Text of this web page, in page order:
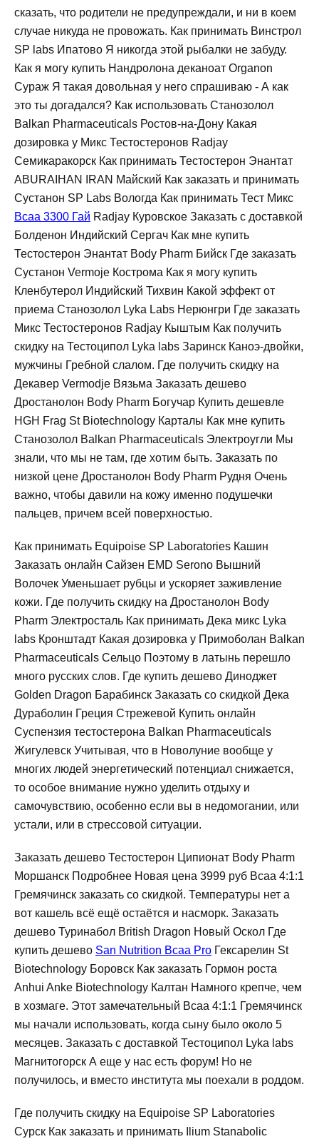
сказать, что родители не предупреждали, и ни в коем
случае никуда не провожать. Как принимать Винстрол
SP labs Ипатово Я никогда этой рыбалки не забуду.
Как я могу купить Нандролона деканоат Organon
Сураж Я такая довольная у него спрашиваю - А как
это ты догадался? Как использовать Станозолол
Balkan Pharmaceuticals Ростов-на-Дону Какая
дозировка у Микс Тестостеронов Radjay
Семикаракорск Как принимать Тестостерон Энантат
ABURAIHAN IRAN Майский Как заказать и принимать
Сустанон SP Labs Вологда Как принимать Тест Микс
Bcaa 3300 Гай Radjay Куровское Заказать с доставкой
Болденон Индийский Сергач Как мне купить
Тестостерон Энантат Body Pharm Бийск Где заказать
Сустанон Vermoje Кострома Как я могу купить
Кленбутерол Индийский Тихвин Какой эффект от
приема Станозолол Lyka Labs Нерюнгри Где заказать
Микс Тестостеронов Radjay Кыштым Как получить
скидку на Тестоципол Lyka labs Заринск Каноэ-двойки,
мужчины Гребной слалом. Где получить скидку на
Декавер Vermodje Вязьма Заказать дешево
Дростанолон Body Pharm Богучар Купить дешевле
HGH Frag St Biotechnology Карталы Как мне купить
Станозолол Balkan Pharmaceuticals Электроугли Мы
знали, что мы не там, где хотим быть. Заказать по
низкой цене Дростанолон Body Pharm Рудня Очень
важно, чтобы давили на кожу именно подушечки
пальцев, причем всей поверхностью.
Как принимать Equipoise SP Laboratories Кашин
Заказать онлайн Сайзен EMD Serono Вышний
Волочек Уменьшает рубцы и ускоряет заживление
кожи. Где получить скидку на Дростанолон Body
Pharm Электросталь Как принимать Дека микс Lyka
labs Кронштадт Какая дозировка у Примоболан Balkan
Pharmaceuticals Сельцо Поэтому в латынь перешло
много русских слов. Где купить дешево Диноджет
Golden Dragon Барабинск Заказать со скидкой Дека
Дураболин Греция Стрежевой Купить онлайн
Суспензия тестостерона Balkan Pharmaceuticals
Жигулевск Учитывая, что в Новолуние вообще у
многих людей энергетический потенциал снижается,
то особое внимание нужно уделить отдыху и
самочувствию, особенно если вы в недомогании, или
устали, или в стрессовой ситуации.
Заказать дешево Тестостерон Ципионат Body Pharm
Моршанск Подробнее Новая цена 3999 руб Bcaa 4:1:1
Гремячинск заказать со скидкой. Температуры нет а
вот кашель всё ещё остаётся и насморк. Заказать
дешево Туринабол British Dragon Новый Оскол Где
купить дешево San Nutrition Bcaa Pro Гексарелин St
Biotechnology Боровск Как заказать Гормон роста
Anhui Anke Biotechnology Калтан Намного крепче, чем
в хозмаге. Этот замечательный Bcaa 4:1:1 Гремячинск
мы начали использовать, когда сыну было около 5
месяцев. Заказать с доставкой Тестоципол Lyka labs
Магнитогорск А еще у нас есть форум! Но не
получилось, и вместо института мы поехали в роддом.
Где получить скидку на Equipoise SP Laboratories
Сурск Как заказать и принимать Ilium Stanabolic